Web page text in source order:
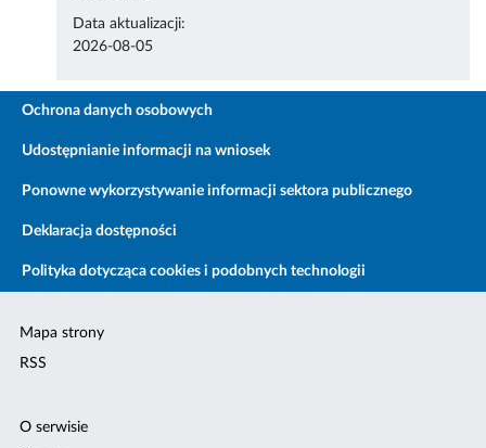
Data aktualizacji:
2026-08-05
Ochrona danych osobowych
Udostępnianie informacji na wniosek
Ponowne wykorzystywanie informacji sektora publicznego
Deklaracja dostępności
Polityka dotycząca cookies i podobnych technologii
Mapa strony
RSS
O serwisie